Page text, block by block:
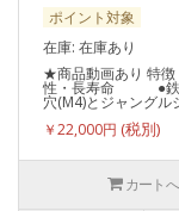
ポイント対象
在庫: 在庫あり
★商品動画あり 特
性・長寿命 ●鉄
穴(M4)とジャング
￥22,000円
カートへ